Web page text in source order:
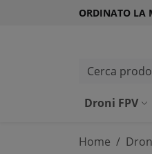
ORDINATO LA
Cerca
Droni FPV
Home